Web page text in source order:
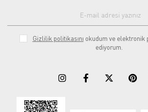
Gizlilik politikasını okudum ve elektronik
ediyorum.